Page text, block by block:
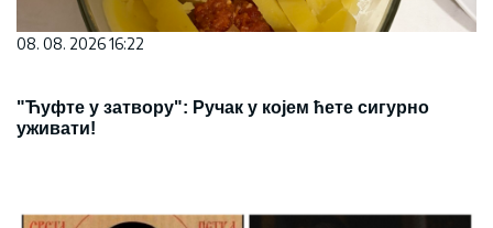
08. 08. 2026 16:22
"Ћуфте у затвору": Ручак у којем ћете сигурно
уживати!